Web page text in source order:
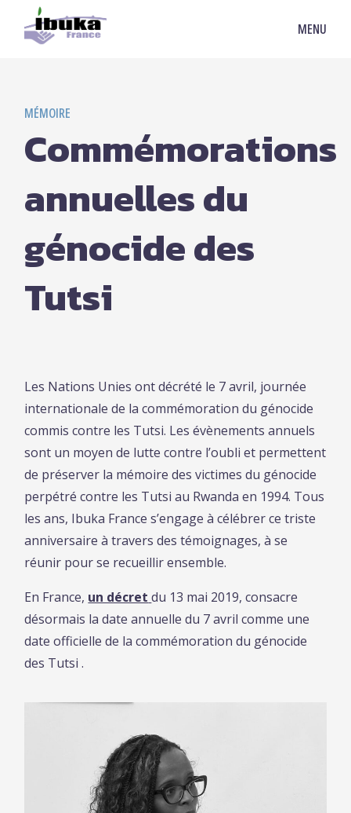
MENU
MÉMOIRE
Commémorations
annuelles du
génocide des
Tutsi
Les Nations Unies ont décrété le 7 avril, journée
internationale de la commémoration du génocide
commis contre les Tutsi. Les évènements annuels
sont un moyen de lutte contre l’oubli et permettent
de préserver la mémoire des victimes du génocide
perpétré contre les Tutsi au Rwanda en 1994. Tous
les ans, Ibuka France s’engage à célébrer ce triste
anniversaire à travers des témoignages, à se
réunir pour se recueillir ensemble.
En France, un décret du 13 mai 2019, consacre
désormais la date annuelle du 7 avril comme une
date officielle de la commémoration du génocide
des Tutsi .